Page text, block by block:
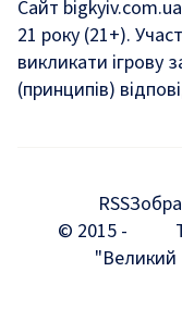
Комуналка
Хроніки війни
Мегаполіс
Київщина
Сайт
21 року (21+).
викликати ігрову
(принципів)
RSS
© 2015 -
"Великий